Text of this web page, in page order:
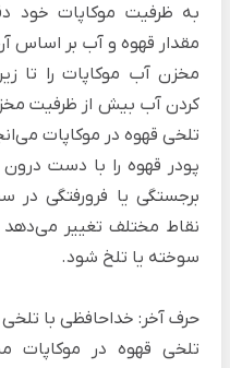
به ظرفیت موکاپات خود
مقدار قهوه و آب بر اساس
مخزن آب موکاپات را تا
کردن آب بیش از ظرفیت
تلخی قهوه در موکاپات
پودر قهوه را با دست
برجستگی یا فرورفتگی‌ در
نقاط مختلف تغییر
سوخته‌ یا تلخ‌ شود.
حرف آخر: خداحافظی با تلخی
تلخی قهوه در